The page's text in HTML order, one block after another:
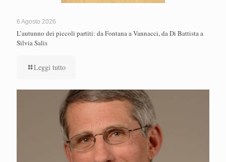
6 Agosto 2026
L’autunno dei piccoli partiti: da Fontana a Vannacci, da Di Battista a
Silvia Salis
Leggi tutto